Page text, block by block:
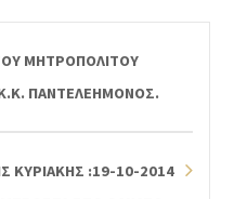
ΜΗΤΡΟΠΟΛΙΤΟΥ
ΠΑΝΤΕΛΕΗΜΟΝΟΣ.
ΚΥΡΙΑΚΗΣ :19-10-2014